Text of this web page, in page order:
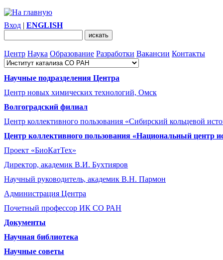
Вход | ENGLISH
Центр Наука Образование Разработки Вакансии Контакты
Научные подразделения Центра
Центр новых химических технологий, Омск
Волгоградский филиал
Центр коллективного пользования «Сибирский кольцевой
Центр коллективного пользования «Национальный центр
Проект «БиоКатТех»
Директор, академик В.И. Бухтияров
Научный руководитель, академик В.Н. Пармон
Администрация Центра
Почетный профессор ИК СО РАН
Документы
Научная библиотека
Научные советы